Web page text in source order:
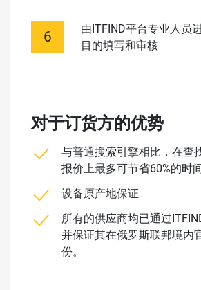
由ITFIND平台专业人员
目的填写和审核
对于订货方的优势
与普通搜索引擎相比，在查
报价上最多可节省60%的时
设备原产地保证
所有的供应商均已通过
并保证其在俄罗斯联邦境内
份。